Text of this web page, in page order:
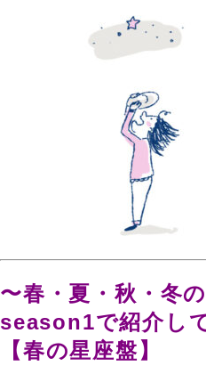
〜春・夏・秋・冬
season1で紹介し
【春の星座盤】